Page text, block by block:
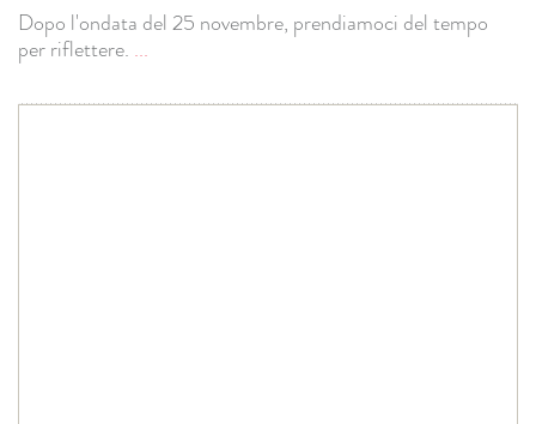
Dopo l'ondata del 25 novembre, prendiamoci del tempo
per riflettere. ...